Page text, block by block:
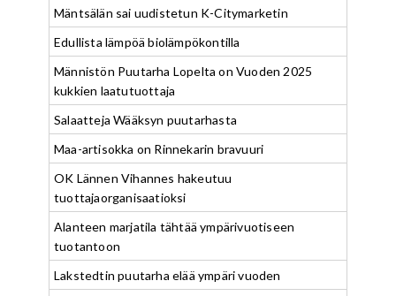
Mäntsälän sai uudistetun K-Citymarketin
Edullista lämpöä biolämpökontilla
Männistön Puutarha Lopelta on Vuoden 2025
kukkien laatutuottaja
Salaatteja Wääksyn puutarhasta
Maa-artisokka on Rinnekarin bravuuri
OK Lännen Vihannes hakeutuu
tuottajaorganisaatioksi
Alanteen marjatila tähtää ympärivuotiseen
tuotantoon
Lakstedtin puutarha elää ympäri vuoden